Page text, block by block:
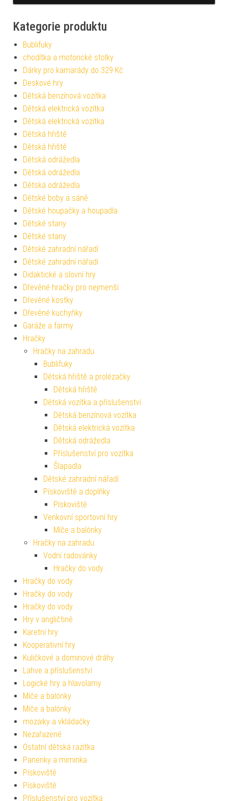
Kategorie produktu
Bublifuky
chodítka a motorické stolky
Dárky pro kamarády do 329 Kč
Deskové hry
Dětská benzínová vozítka
Dětská elektrická vozítka
Dětská elektrická vozítka
Dětská hřiště
Dětská hřiště
Dětská odrážedla
Dětská odrážedla
Dětská odrážedla
Dětské boby a sáně
Dětské houpačky a houpadla
Dětské stany
Dětské stany
Dětské zahradní nářadí
Dětské zahradní nářadí
Didaktické a slovní hry
Dřevěné hračky pro nejmenší
Dřevěné kostky
Dřevěné kuchyňky
Garáže a farmy
Hračky
Hračky na zahradu
Bublifuky
Dětská hřiště a prolézačky
Dětská hřiště
Dětská vozítka a příslušenství
Dětská benzínová vozítka
Dětská elektrická vozítka
Dětská odrážedla
Příslušenství pro vozítka
Šlapadla
Dětské zahradní nářadí
Pískoviště a doplňky
Pískoviště
Venkovní sportovní hry
Míče a balónky
Hračky na zahradu
Vodní radovánky
Hračky do vody
Hračky do vody
Hračky do vody
Hračky do vody
Hry v angličtině
Karetní hry
Kooperativní hry
Kuličkové a dominové dráhy
Lahve a příslušenství
Logické hry a hlavolamy
Míče a balónky
Míče a balónky
mozaiky a vkládačky
Nezařazené
Ostatní dětská razítka
Panenky a miminka
Pískoviště
Pískoviště
Příslušenství pro vozítka